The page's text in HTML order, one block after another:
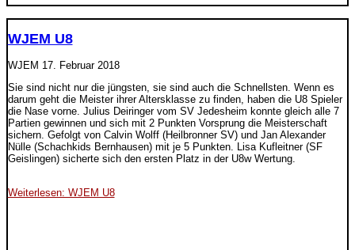
WJEM U8
WJEM 17. Februar 2018
Sie sind nicht nur die jüngsten, sie sind auch die Schnellsten. Wenn es
darum geht die Meister ihrer Altersklasse zu finden, haben die U8 Spieler
die Nase vorne. Julius Deiringer vom SV Jedesheim konnte gleich alle 7
Partien gewinnen und sich mit 2 Punkten Vorsprung die Meisterschaft
sichern. Gefolgt von Calvin Wolff (Heilbronner SV) und Jan Alexander
Nülle (Schachkids Bernhausen) mit je 5 Punkten. Lisa Kufleitner (SF
Geislingen) sicherte sich den ersten Platz in der U8w Wertung.
Weiterlesen: WJEM U8